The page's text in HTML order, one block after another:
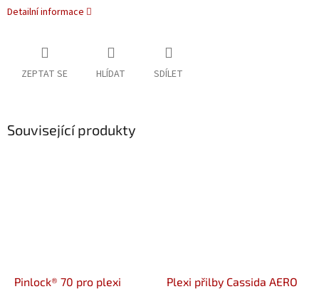
Detailní informace
ZEPTAT SE HLÍDAT SDÍLET
Související produkty
Pinlock® 70 pro plexi
Plexi přilby Cassida AERO